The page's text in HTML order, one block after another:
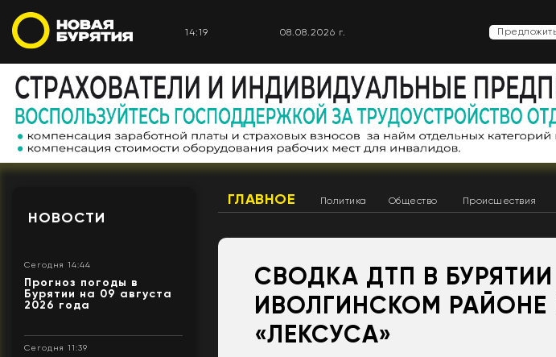
14:19 08.08.2026 г.
НОВОСТИ
Сегодня 14:44
Прогноз погоды в
Бурятии на 09 августа
2026 года
Сегодня 11:39
ГЛАВНОЕ Политика Общество Происшествия
СВОДКА ДТП В
ИВОЛГИНСКОМ РАЙОНЕ
«ЛЕКСУСА»